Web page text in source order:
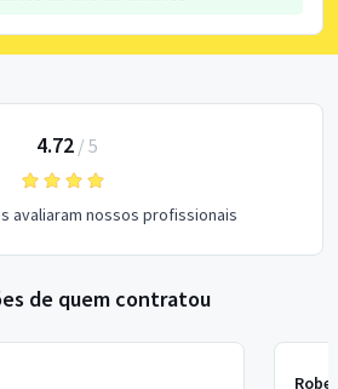
4.72/ 5
avaliaram nossos profissionais
de quem contratou